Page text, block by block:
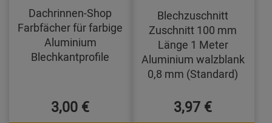
Dachrinnen-Shop
Farbfächer für farbige
Aluminium
Blechkantprofile
3,00 €
Blechzuschnitt
Zuschnitt 100 mm
Länge 1 Meter
Aluminium walzblank
0,8 mm (Standard)
3,97 €